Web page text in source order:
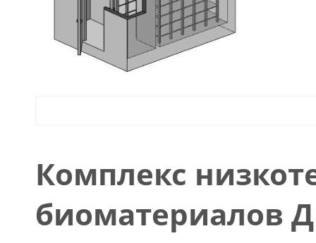
Комплекс
биоматериалов